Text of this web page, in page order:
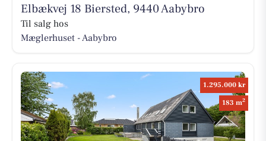
Elbækvej 18 Biersted, 9440 Aabybro
Til salg hos
Mæglerhuset - Aabybro
1.295.000 kr
183 m2